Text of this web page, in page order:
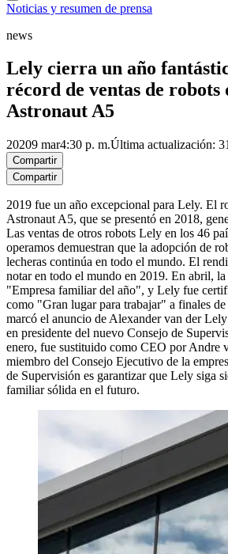
Noticias y resumen de prensa
news
Lely cierra un año
récord de ventas de robots
Astronaut A5
20209 mar4:30 p. m.Última actualización:
Compartir
Compartir
2019 fue un año excepcional para Lely. El
Astronaut A5, que se presentó en 2018,
Las ventas de otros robots Lely en los 46
operamos demuestran que la adopción de
lecheras continúa en todo el mundo. El
notar en todo el mundo en 2019. En abril, la
"Empresa familiar del año", y Lely fue
como "Gran lugar para trabajar" a finales
marcó el anuncio de Alexander van der
en presidente del nuevo Consejo de
enero, fue sustituido como CEO por Andre
miembro del Consejo Ejecutivo de la
de Supervisión es garantizar que Lely siga
familiar sólida en el futuro.